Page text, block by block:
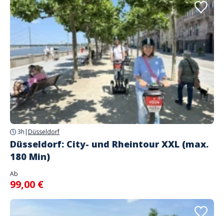
3h | Düsseldorf
Düsseldorf: City- und Rheintour XXL (max.
180 Min)
Ab
99,00 €